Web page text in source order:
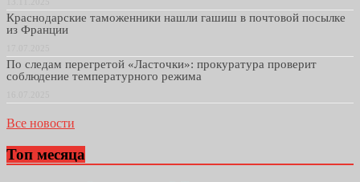
Краснодарские таможенники нашли гашиш в почтовой посылке
из Франции
По следам перегретой «Ласточки»: прокуратура проверит
соблюдение температурного режима
Все новости
Топ месяца